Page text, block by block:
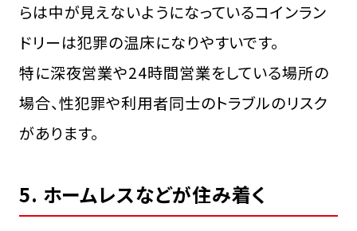
らは中が見えないようになっているコインラン
ドリーは犯罪の温床になりやすいです。
特に深夜営業や24時間営業をしている場所の
場合、性犯罪や利用者同士のトラブルのリスク
があります。
5. ホームレスなどが住み着く